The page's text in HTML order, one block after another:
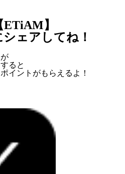
】
ェアしてね！
ると
イント がもらえるよ！